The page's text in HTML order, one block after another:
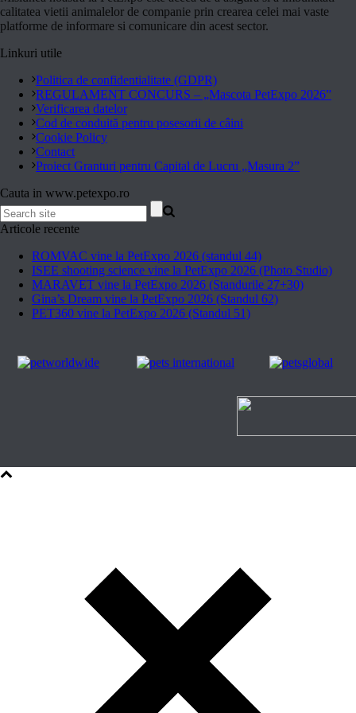
calitatea vietii animalelor de companie prin crearea celei mai vaste
platforme de informare si comunicare din acest sector.
Linkuri utile
Politica de confidentialitate (GDPR)
REGULAMENT CONCURS – „Mascota PetExpo 2026”
Verificarea datelor
Cod de conduită pentru posesorii de câini
Cookie Policy
Contact
Proiect Granturi pentru Capital de Lucru „Masura 2”
Cauta in www.petexpo.ro
Articole recente
ROMVAC vine la PetExpo 2026 (standul 44)
ISEE shooting science vine la PetExpo 2026 (Photo Studio)
MARAVET vine la PetExpo 2026 (Standurile 27+30)
Gina’s Dream vine la PetExpo 2026 (Standul 62)
PET360 vine la PetExpo 2026 (Standul 51)